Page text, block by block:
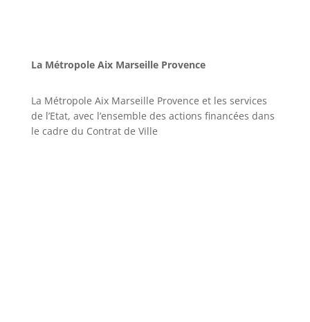
La Métropole Aix Marseille Provence
La Métropole Aix Marseille Provence et les services
de l’Etat, avec l’ensemble des actions financées dans
le cadre du Contrat de Ville